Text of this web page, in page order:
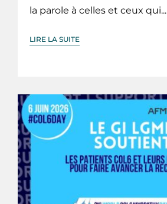
la parole à celles et ceux qui...
LIRE LA SUITE